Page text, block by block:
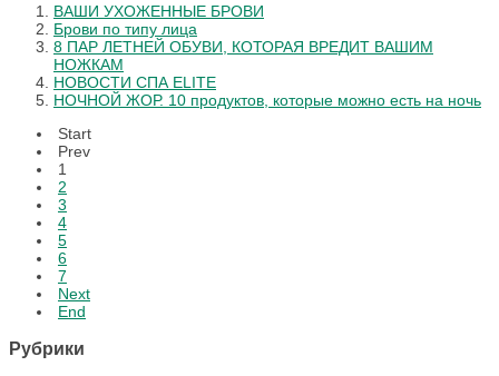
ВАШИ УХОЖЕННЫЕ БРОВИ
Брови по типу лица
8 ПАР ЛЕТНЕЙ ОБУВИ, КОТОРАЯ ВРЕДИТ ВАШИМ
НОЖКАМ
НОВОСТИ СПА ELITE
НОЧНОЙ ЖОР. 10 продуктов, которые можно есть на ночь
Start
Prev
1
2
3
4
5
6
7
Next
End
Рубрики